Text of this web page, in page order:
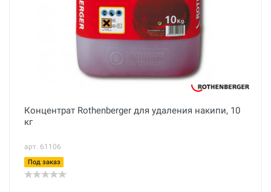
Концентрат Rothenberger для удаления накипи, 10
кг
арт. 61106
Под заказ